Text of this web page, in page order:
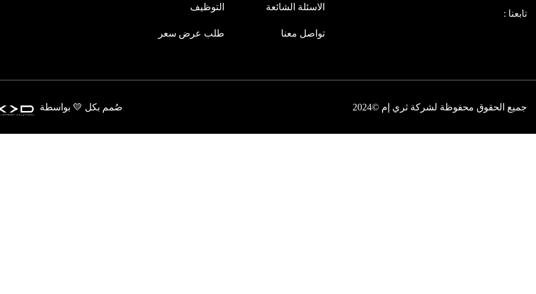
تابعنا :
الاسئلة الشائعة التوظيف
تواصل معنا طلب عرض سعر
جميع الحقوق محفوظة لشركة ثري إم ©2024 صُمم بكل 💛 بواسطة